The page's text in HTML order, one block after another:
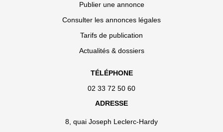
Publier une annonce
Consulter les annonces légales
Tarifs de publication
Actualités & dossiers
TÉLÉPHONE
02 33 72 50 60
ADRESSE
8, quai Joseph Leclerc-Hardy